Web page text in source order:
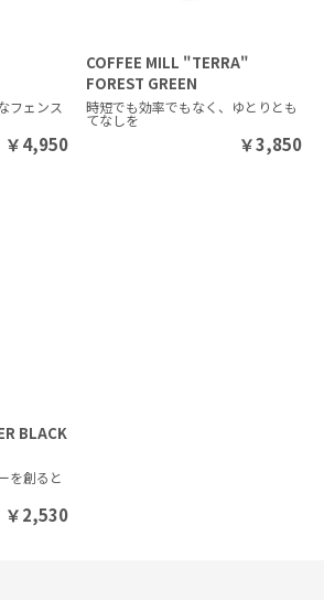
フェンス
￥4,950
COFFEE MILL "TERRA"
FOREST GREEN
時短でも効率でもなく、ゆとりとも
てなしを
￥3,850
BLACK
を創ると
￥2,530